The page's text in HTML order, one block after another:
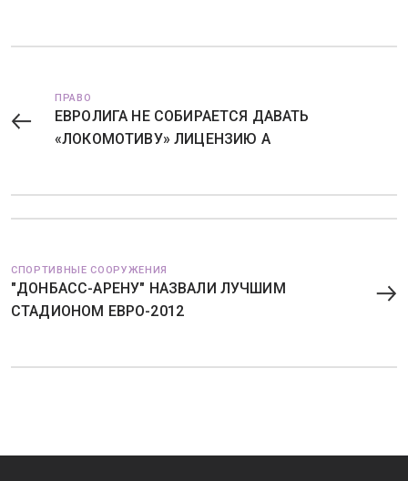
ПРАВО
ЕВРОЛИГА НЕ СОБИРАЕТСЯ ДАВАТЬ
«ЛОКОМОТИВУ» ЛИЦЕНЗИЮ А
СПОРТИВНЫЕ СООРУЖЕНИЯ
"ДОНБАСС-АРЕНУ" НАЗВАЛИ ЛУЧШИМ
СТАДИОНОМ ЕВРО-2012